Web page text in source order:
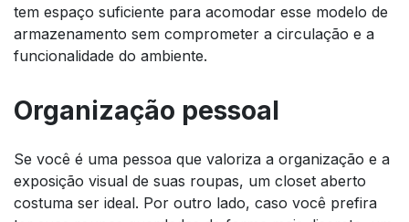
tem espaço suficiente para acomodar esse modelo de
armazenamento sem comprometer a circulação e a
funcionalidade do ambiente.
Organização pessoal
Se você é uma pessoa que valoriza a organização e a
exposição visual de suas roupas, um closet aberto
costuma ser ideal. Por outro lado, caso você prefira